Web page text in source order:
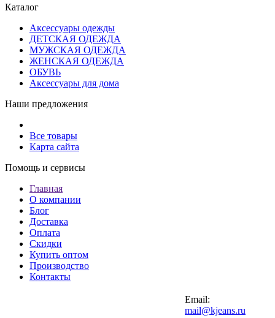
Каталог
Аксессуары одежды
ДЕТСКАЯ ОДЕЖДА
МУЖСКАЯ ОДЕЖДА
ЖЕНСКАЯ ОДЕЖДА
ОБУВЬ
Аксессуары для дома
Наши предложения
Все товары
Карта сайта
Помощь и сервисы
Главная
О компании
Блог
Доставка
Оплата
Скидки
Купить оптом
Производство
Контакты
Email:
mail@kjeans.ru